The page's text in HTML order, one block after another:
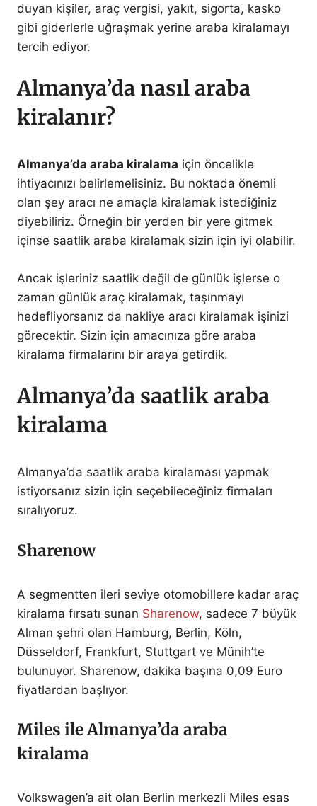
duyan kişiler, araç vergisi, yakıt, sigorta, kasko
gibi giderlerle uğraşmak yerine araba kiralamayı
tercih ediyor.
Almanya’da nasıl araba
kiralanır?
Almanya’da araba kiralama için öncelikle
ihtiyacınızı belirlemelisiniz. Bu noktada önemli
olan şey aracı ne amaçla kiralamak istediğiniz
diyebiliriz. Örneğin bir yerden bir yere gitmek
içinse saatlik araba kiralamak sizin için iyi olabilir.
Ancak işleriniz saatlik değil de günlük işlerse o
zaman günlük araç kiralamak, taşınmayı
hedefliyorsanız da nakliye aracı kiralamak işinizi
görecektir. Sizin için amacınıza göre araba
kiralama firmalarını bir araya getirdik.
Almanya’da saatlik araba
kiralama
Almanya’da saatlik araba kiralaması yapmak
istiyorsanız sizin için seçebileceğiniz firmaları
sıralıyoruz.
Sharenow
A segmentten ileri seviye otomobillere kadar araç
kiralama fırsatı sunan Sharenow, sadece 7 büyük
Alman şehri olan Hamburg, Berlin, Köln,
Düsseldorf, Frankfurt, Stuttgart ve Münih’te
bulunuyor. Sharenow, dakika başına 0,09 Euro
fiyatlardan başlıyor.
Miles ile Almanya’da araba
kiralama
Volkswagen’a ait olan Berlin merkezli Miles esas